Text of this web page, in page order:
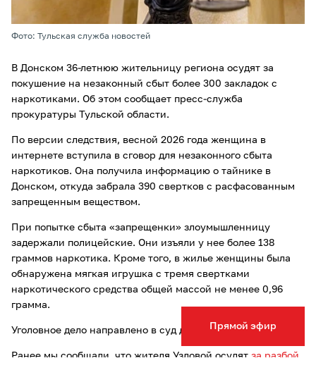
Прямой эфир
Фото: Тульская служба новостей
В Донском 36-летнюю жительницу региона осудят за
покушение на незаконный сбыт более 300 закладок с
наркотиками. Об этом сообщает пресс-служба
прокуратуры Тульской области.
По версии следствия, весной 2026 года женщина в
интернете вступила в сговор для незаконного сбыта
наркотиков. Она получила информацию о тайнике в
Донском, откуда забрала 390 свертков с расфасованным
запрещенным веществом.
При попытке сбыта «запрещенки» злоумышленницу
задержали полицейские. Они изъяли у нее более 138
граммов наркотика. Кроме того, в жилье женщины была
обнаружена мягкая игрушка с тремя свертками
наркотического средства общей массой не менее 0,96
грамма.
Уголовное дело направлено в суд для рассмотрения.
Ранее мы сообщали, что жителя Узловой осудят за разбой